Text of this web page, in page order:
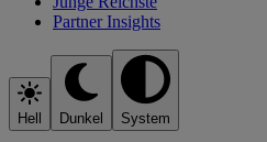
Partner Insights
Hell Dunkel System